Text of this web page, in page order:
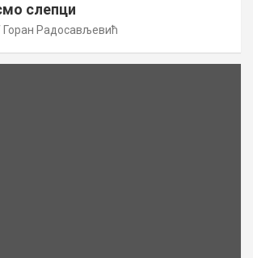
слепци
Горан Радосављевић